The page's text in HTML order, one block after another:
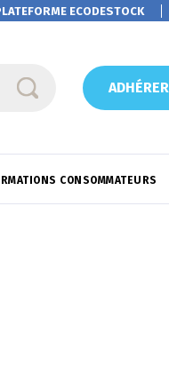
ECODESTOCK
ADHÉRER
CONSOMMATEURS